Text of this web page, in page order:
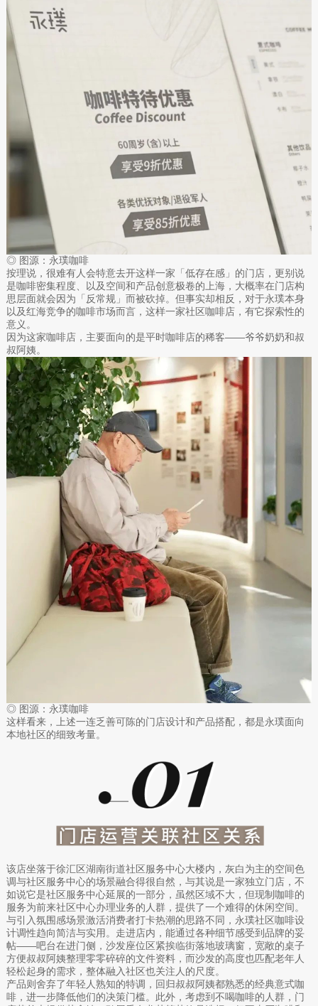
◎ 图源：永璞咖啡
按理说，很难有人会特意去开这样一家「低存在感」的门店，更别说
是咖啡密集程度、以及空间和产品创意极卷的上海，大概率在门店构
思层面就会因为「反常规」而被砍掉。但事实却相反，对于永璞本身
以及红海竞争的咖啡市场而言，这样一家社区咖啡店，有它探索性的
意义。
因为这家咖啡店，主要面向的是平时咖啡店的稀客——爷爷奶奶和叔
叔阿姨。
◎ 图源：永璞咖啡
这样看来，上述一连乏善可陈的门店设计和产品搭配，都是永璞面向
本地社区的细致考量。
该店坐落于徐汇区湖南街道社区服务中心大楼内，灰白为主的空间色
调与社区服务中心的场景融合得很自然，与其说是一家独立门店，不
如说它是社区服务中心延展的一部分，虽然区域不大，但现制咖啡的
服务为前来社区中心办理业务的人群，提供了一个难得的休闲空间。
与引入氛围感场景激活消费者打卡热潮的思路不同，永璞社区咖啡设
计调性趋向简洁与实用。走进店内，能通过各种细节感受到品牌的妥
帖——吧台在进门侧，沙发座位区紧挨临街落地玻璃窗，宽敞的桌子
方便叔叔阿姨整理零零碎碎的文件资料，而沙发的高度也匹配老年人
轻松起身的需求，整体融入社区也关注人的尺度。
产品则舍弃了年轻人熟知的特调，回归叔叔阿姨都熟悉的经典意式咖
啡，进一步降低他们的决策门槛。此外，考虑到不喝咖啡的人群，门